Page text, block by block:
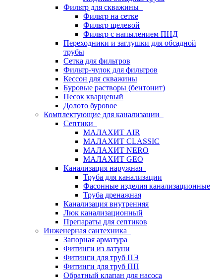
Фильтр для скважины
Фильтр на сетке
Фильтр щелевой
Фильтр с напылением ПНД
Переходники и заглушки для обсадной
трубы
Сетка для фильтров
Фильтр-чулок для фильтров
Кессон для скважины
Буровые растворы (бентонит)
Песок кварцевый
Долото буровое
Комплектующие для канализации
Септики
МАЛАХИТ AIR
МАЛАХИТ CLASSIC
МАЛАХИТ NERO
МАЛАХИТ GEO
Канализация наружная
Труба для канализации
Фасонные изделия канализационные
Труба дренажная
Канализация внутренняя
Люк канализационный
Препараты для септиков
Инженерная сантехника
Запорная арматура
Фитинги из латуни
Фитинги для труб ПЭ
Фитинги для труб ПП
Обратный клапан для насоса